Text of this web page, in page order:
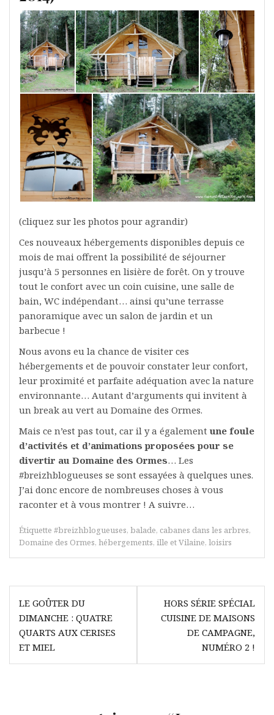
(cliquez sur les photos pour agrandir)
Ces nouveaux hébergements disponibles depuis ce
mois de mai offrent la possibilité de séjourner
jusqu’à 5 personnes en lisière de forêt. On y trouve
tout le confort avec un coin cuisine, une salle de
bain, WC indépendant… ainsi qu’une terrasse
panoramique avec un salon de jardin et un
barbecue !
Nous avons eu la chance de visiter ces
hébergements et de pouvoir constater leur confort,
leur proximité et parfaite adéquation avec la nature
environnante… Autant d’arguments qui invitent à
un break au vert au Domaine des Ormes.
Mais ce n’est pas tout, car il y a également une foule
d’activités et d’animations proposées pour se
divertir au Domaine des Ormes… Les
#breizhblogueuses se sont essayées à quelques unes.
J’ai donc encore de nombreuses choses à vous
raconter et à vous montrer ! A suivre…
Étiquette #breizhblogueuses, balade, cabanes dans les arbres,
Domaine des Ormes, hébergements, ille et Vilaine, loisirs
Navigation
de
l’article
LE GOÛTER DU
DIMANCHE : QUATRE
QUARTS AUX CERISES
ET MIEL
HORS SÉRIE SPÉCIAL
CUISINE DE MAISONS
DE CAMPAGNE,
NUMÉRO 2 !